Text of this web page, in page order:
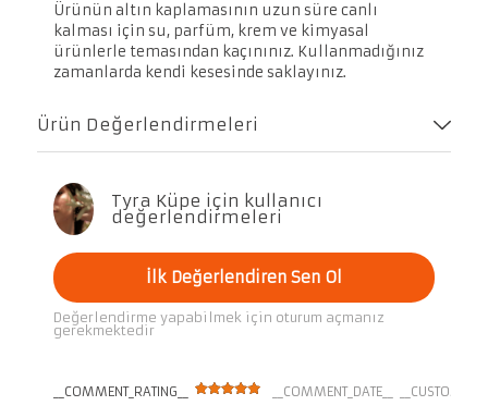
Ürünün altın kaplamasının uzun süre canlı
kalması için su, parfüm, krem ve kimyasal
ürünlerle temasından kaçınınız. Kullanmadığınız
zamanlarda kendi kesesinde saklayınız.
Ürün Değerlendirmeleri
Tyra Küpe için kullanıcı
değerlendirmeleri
İlk Değerlendiren Sen Ol
Değerlendirme yapabilmek için oturum açmanız
gerekmektedir
__COMMENT_RATING__ __COMMENT_DATE__